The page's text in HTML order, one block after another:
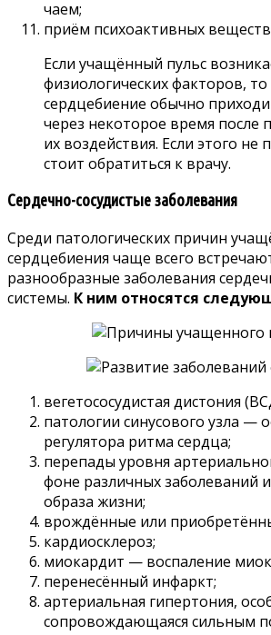
чаем;
приём психоактивных
Если учащённый пульс
физиологических факторов, то
сердцебиение обычно
через некоторое время после
их воздействия. Если этого не
стоит обратиться к врачу.
Сердечно-сосудистые заболевания
Среди патологических причин
сердцебиения чаще всего
разнообразные заболевания
системы. К ним относятся
вегетососудистая дистония
патологии синусового узла —
регулятора ритма сердца;
перепады уровня
фоне различных заболеваний
образа жизни;
врождённые или
кардиосклероз;
миокардит — воспаление
перенесённый инфаркт;
артериальная гипертония,
сопровождающаяся сильным